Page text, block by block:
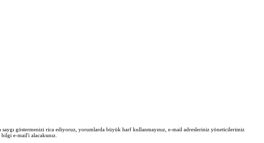
göstermenizi rica ediyoruz, yorumlarda büyük harf kullanmayınız, e-mail adresleriniz yöneticilerimiz
e-mail'i alacaksınız.